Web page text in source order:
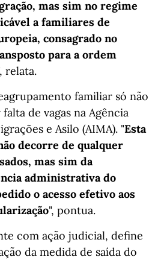
mas sim no regime
a familiares de
consagrado no
para a ordem
relata.
familiar só não
de vagas na Agência
e Asilo (AIMA). "Esta
decorre de qualquer
mas sim da
administrativa do
o acesso efetivo aos
", pontua.
com ação judicial, define
da medida de saída do